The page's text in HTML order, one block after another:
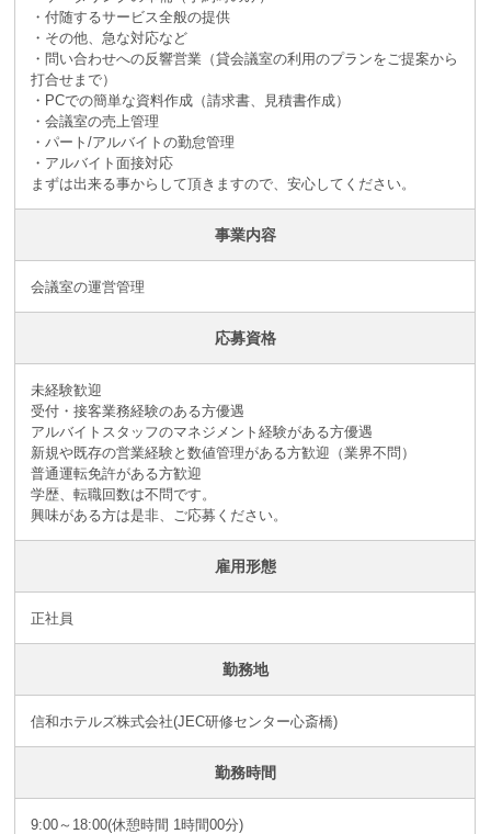
・付随するサービス全般の提供
・その他、急な対応など
・問い合わせへの反響営業（貸会議室の利用のプランをご提案から
打合せまで）
・PCでの簡単な資料作成（請求書、見積書作成）
・会議室の売上管理
・パート/アルバイトの勤怠管理
・アルバイト面接対応
まずは出来る事からして頂きますので、安心してください。
事業内容
会議室の運営管理
応募資格
未経験歓迎
受付・接客業務経験のある方優遇
アルバイトスタッフのマネジメント経験がある方優遇
新規や既存の営業経験と数値管理がある方歓迎（業界不問）
普通運転免許がある方歓迎
学歴、転職回数は不問です。
興味がある方は是非、ご応募ください。
雇用形態
正社員
勤務地
信和ホテルズ株式会社(JEC研修センター心斎橋)
勤務時間
9:00～18:00(休憩時間 1時間00分)